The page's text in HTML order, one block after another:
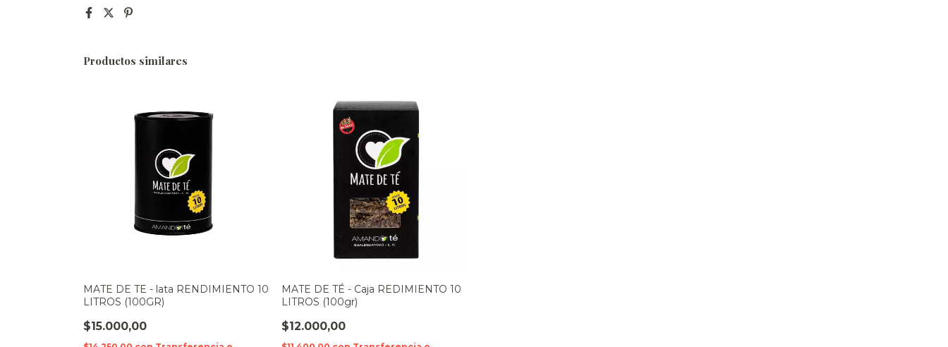
Productos similares
MATE DE TE - lata RENDIMIENTO 10
LITROS (100GR)
$15.000,00
MATE DE TÉ - Caja REDIMIENTO 10
LITROS (100gr)
$12.000,00